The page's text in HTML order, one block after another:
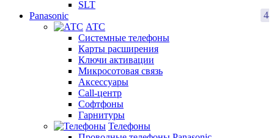
SLT
Panasonic
АТС
Системные телефоны
Карты расширения
Ключи активации
Микросотовая связь
Аксессуары
Call-центр
Софтфоны
Гарнитуры
Телефоны